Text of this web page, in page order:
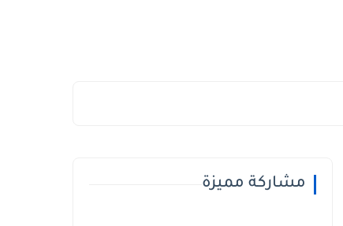
مشاركة مميزة